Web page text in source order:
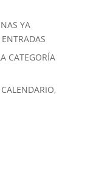
YA
CATEGORÍA